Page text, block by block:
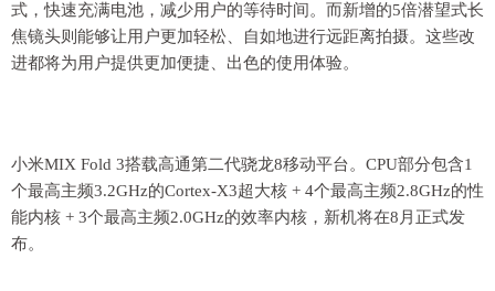
式，快速充满电池，减少用户的等待时间。而新增的5倍潜望式长
焦镜头则能够让用户更加轻松、自如地进行远距离拍摄。这些改
进都将为用户提供更加便捷、出色的使用体验。
小米MIX Fold 3搭载高通第二代骁龙8移动平台。CPU部分包含1
个最高主频3.2GHz的Cortex-X3超大核 + 4个最高主频2.8GHz的性
能内核 + 3个最高主频2.0GHz的效率内核，新机将在8月正式发
布。